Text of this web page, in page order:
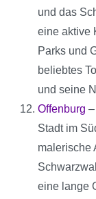
und das
eine aktive
Parks und
beliebtes
und seine
Offenburg
Stadt im
malerische
eine lange